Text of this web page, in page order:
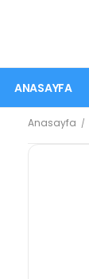
ANASAYFA
Anasayfa